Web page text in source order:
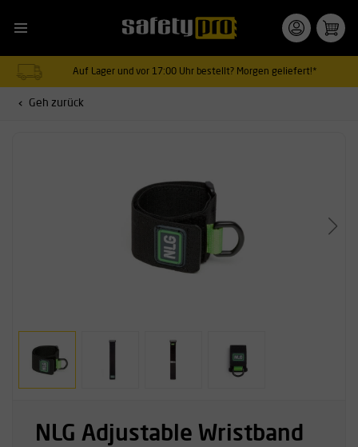
Auf Lager und vor 17:00 Uhr bestellt? Morgen geliefert!*
Geh zurück
NLG Adjustable Wristband